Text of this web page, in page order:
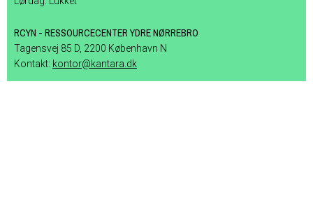
RCYN - RESSOURCECENTER YDRE NØRREBRO
Tagensvej 85 D, 2200 København N
Kontakt: kontor@kantara.dk